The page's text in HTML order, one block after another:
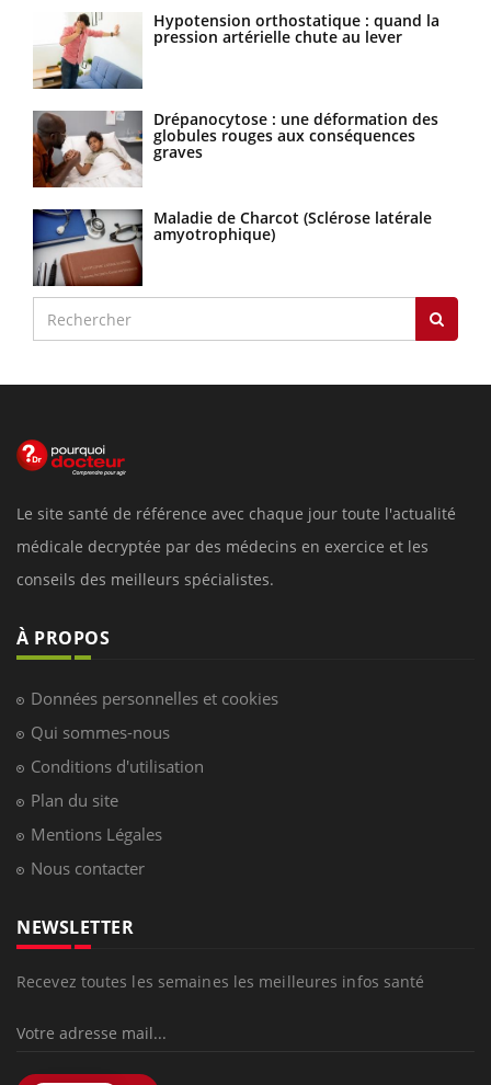
Hypotension orthostatique : quand la
pression artérielle chute au lever
Drépanocytose : une déformation des
globules rouges aux conséquences
graves
Maladie de Charcot (Sclérose latérale
amyotrophique)
Le site santé de référence avec chaque jour toute l'actualité
médicale decryptée par des médecins en exercice et les
conseils des meilleurs spécialistes.
À PROPOS
Données personnelles et cookies
Qui sommes-nous
Conditions d'utilisation
Plan du site
Mentions Légales
Nous contacter
NEWSLETTER
Recevez toutes les semaines les meilleures infos santé